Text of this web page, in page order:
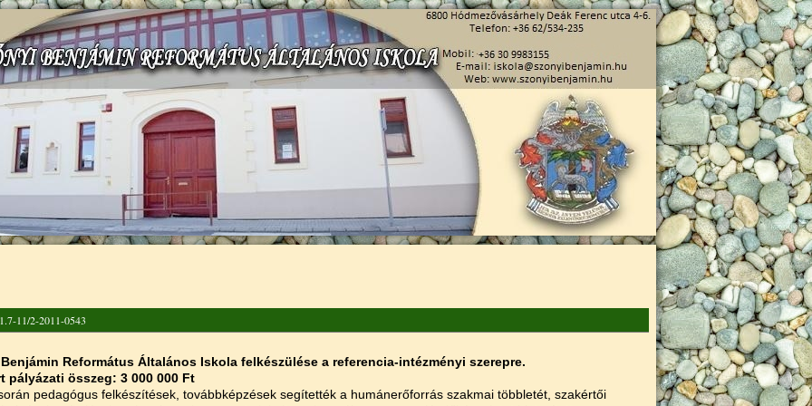
hely
11/2-2011-0543
Református Általános Iskola felkészülése a referencia-intézményi szerepre.
pályázati összeg: 3 000 000 Ft
pedagógus felkészítések, továbbképzések segítették a humánerőforrás szakmai többletét, szakértői